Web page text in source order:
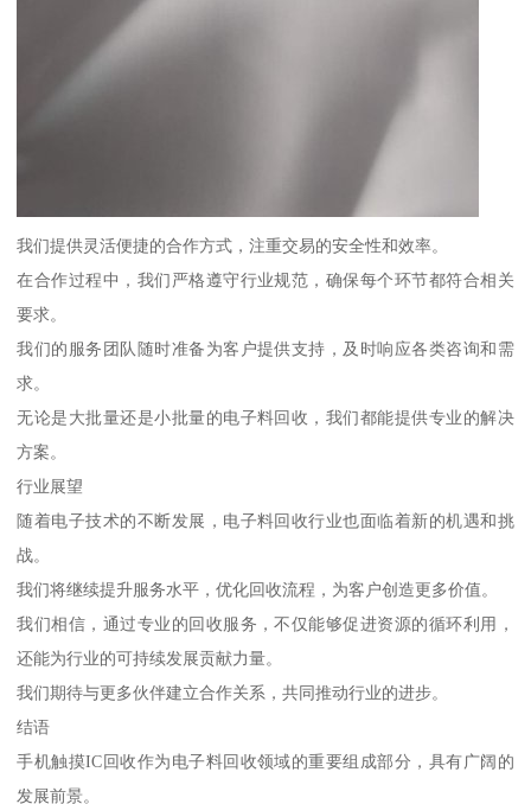
我们提供灵活便捷的合作方式，注重交易的安全性和效率。
在合作过程中，我们严格遵守行业规范，确保每个环节都符合相关
要求。
我们的服务团队随时准备为客户提供支持，及时响应各类咨询和需
求。
无论是大批量还是小批量的电子料回收，我们都能提供专业的解决
方案。
行业展望
随着电子技术的不断发展，电子料回收行业也面临着新的机遇和挑
战。
我们将继续提升服务水平，优化回收流程，为客户创造更多价值。
我们相信，通过专业的回收服务，不仅能够促进资源的循环利用，
还能为行业的可持续发展贡献力量。
我们期待与更多伙伴建立合作关系，共同推动行业的进步。
结语
手机触摸IC回收作为电子料回收领域的重要组成部分，具有广阔的
发展前景。